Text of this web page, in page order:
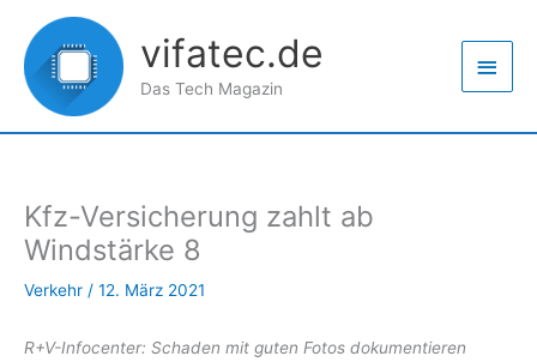
Inhalt
springen
vifatec.de
Das Tech Magazin
Kfz-Versicherung zahlt ab
Windstärke 8
Verkehr / 12. März 2021
R+V-Infocenter: Schaden mit guten Fotos dokumentieren